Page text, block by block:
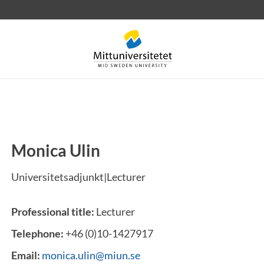
letters Staff Job vacancies
Monica Ulin
Universitetsadjunkt|Lecturer
Professional title: Lecturer
Telephone: +46 (0)10-1427917
Email: monica.ulin@miun.se